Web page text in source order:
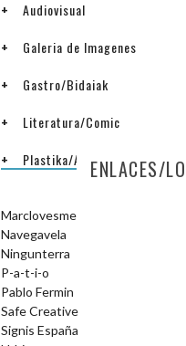
Audiovisual
Galeria de Imagenes
Gastro/Bidaiak
Literatura/Comic
Plastika/Arquitectura
ENLACES/
Marclovesme
Navegavela
Ningunterra
P-a-t-i-o
Pablo Fermin
Safe Creative
Signis España